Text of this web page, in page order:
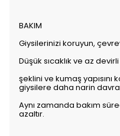
BAKIM
Giysilerinizi koruyun,
Düşük sıcaklık ve az
şeklini ve kumaş yapısını
giysilere daha narin
Aynı zamanda bakım
azaltır.